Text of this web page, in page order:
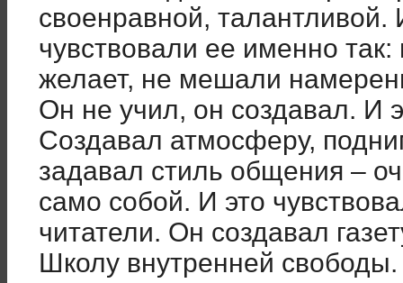
своенравной,
чувствовали ее именно
желает, не мешали
Он не учил, он создавал. И
Создавал атмосферу,
задавал стиль общения –
само собой. И это
читатели. Он создавал
Школу внутренней